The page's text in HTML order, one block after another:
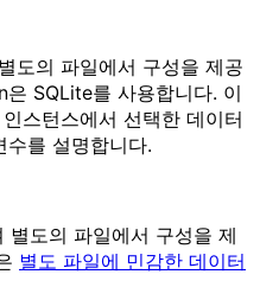
도의 파일에서 구성을 제공
SQLite를 사용합니다. 이
스턴스에서 선택한 데이터
를 설명합니다.
별도의 파일에서 구성을 제
별도 파일에 민감한 데이터